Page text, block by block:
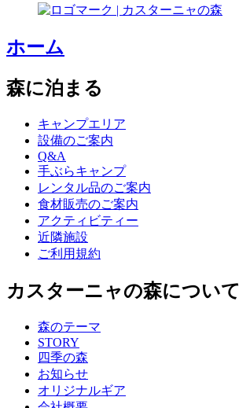
ホーム
森に泊まる
キャンプエリア
設備のご案内
Q&A
手ぶらキャンプ
レンタル品のご案内
食材販売のご案内
アクティビティー
近隣施設
ご利用規約
カスターニャの森について
森のテーマ
STORY
四季の森
お知らせ
オリジナルギア